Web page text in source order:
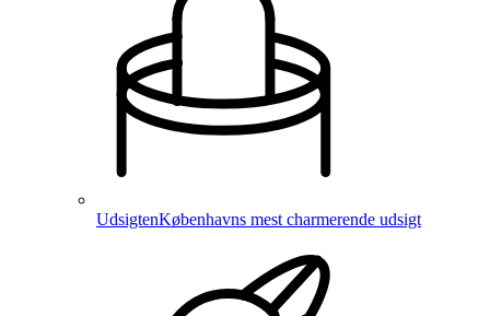
UdsigtenKøbenhavns mest charmerende udsigt